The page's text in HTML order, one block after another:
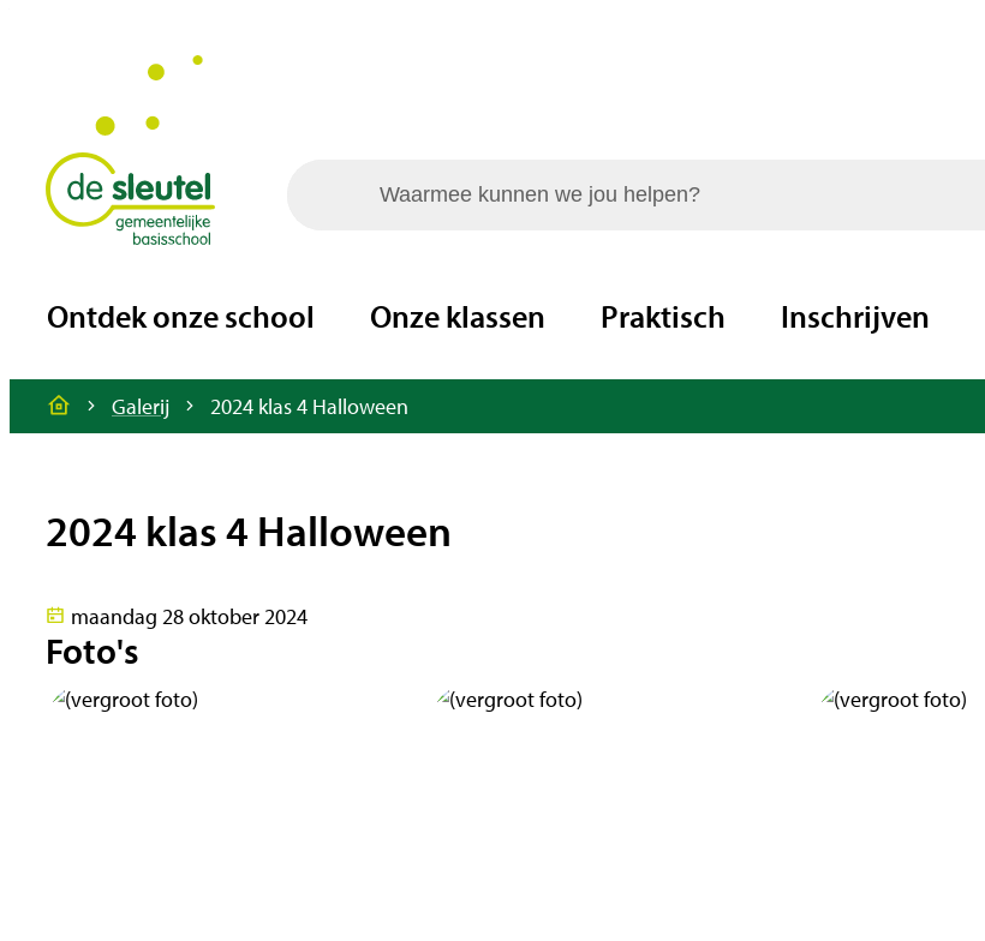
GBS De Sleutel
Ontdek onze school Onze klassen Praktisch Inschrijven
Startpagina
Galerij 2024 klas 4 Halloween
2024 klas 4 Halloween
maandag 28 oktober 2024
Foto's